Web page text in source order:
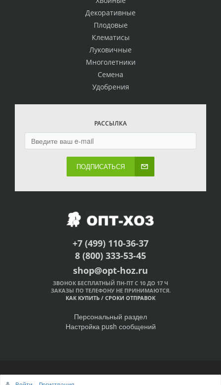
Декоративные
Плодовые
Клематисы
Луковичные
Многолетники
Семена
Удобрения
РАССЫЛКА
ПОДПИСАТЬСЯ
+7 (499) 110-36-37
8 (800) 333-53-45
shop@opt-hoz.ru
ЗВОНОК БЕСПЛАТНЫЙ ПН-ПТ С 10 ДО 17 Ч
ЗАКАЗЫ ПО ТЕЛЕФОНУ НЕ ПРИНИМАЮТСЯ.
КАК КУПИТЬ / СРОКИ ОТПРАВОК
Персональный раздел
Настройка push сообщений
© Интернет-магазин ОПТ-ХОЗ, 2011-2026